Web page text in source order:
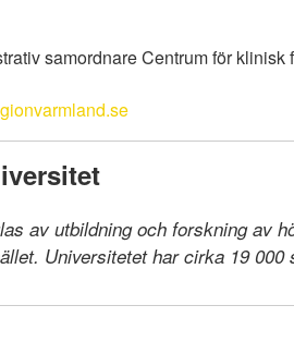
samordnare Centrum för
av utbildning och forskning av
Universitetet har cirka 19 000